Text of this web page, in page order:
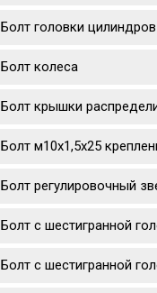
Болт головки цилиндров
Болт колеса
Болт крышки
Болт м10х1,5х25
Болт регулировочный
Болт с шестигранной
Болт с шестигранной